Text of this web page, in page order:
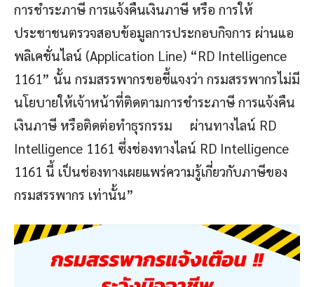
การชำระภาษี การแจ้งคืนเงินภาษี หรือ การให้
ประชาชนตรวจสอบข้อมูลการประกอบกิจการ ผ่านแอ
พลิเคชั่นไลน์ (Application Line) “RD Intelligence
1161” นั้น กรมสรรพากรขอชี้แจงว่า กรมสรรพากรไม่มี
นโยบายให้เจ้าหน้าที่ติดตามการชำระภาษี การแจ้งคืน
เงินภาษี หรือติดต่อทำธุรกรรม ผ่านทางไลน์ RD
Intelligence 1161 ซึ่งช่องทางไลน์ RD Intelligence
1161 นี้ เป็นช่องทางเผยแพร่ความรู้เกี่ยวกับภาษีของ
กรมสรรพากร เท่านั้น”